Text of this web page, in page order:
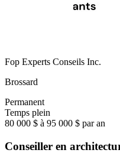
Fop Experts Conseils Inc.
Brossard
Permanent
Temps plein
80 000 $ à 95 000 $ par an
Conseiller en